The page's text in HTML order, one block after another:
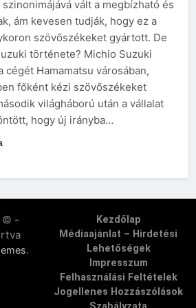
vált a megbízható és
ám kevesen tudják, hogy ez a
szövőszékeket gyártott. De
története? Michio Suzuki
cégét Hamamatsu városában,
főként kézi szövőszékeket
világháború után a vállalat
hogy új irányba…
© -
.
Kezdőlap
Médiaajánlat – Hirdetési
Lehetőségek
Impresszum
Felhasználási Feltételek
Jogellenes Hozzászólások